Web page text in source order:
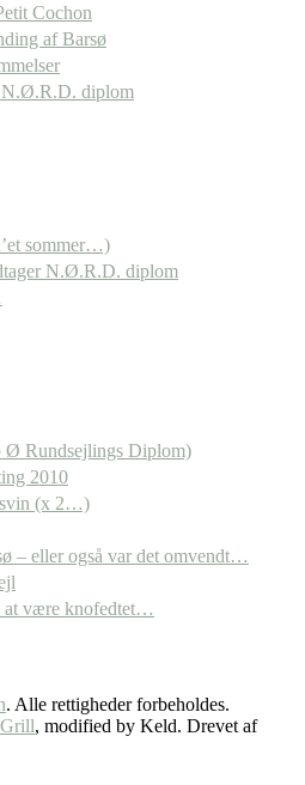
Cochon
af Barsø
N.Ø.R.D. diplom
sommer…)
N.Ø.R.D. diplom
Rundsejlings Diplom)
2010
(x 2…)
– eller også var det omvendt…
at være knofedtet…
. Alle rettigheder forbeholdes.
, modified by Keld. Drevet af